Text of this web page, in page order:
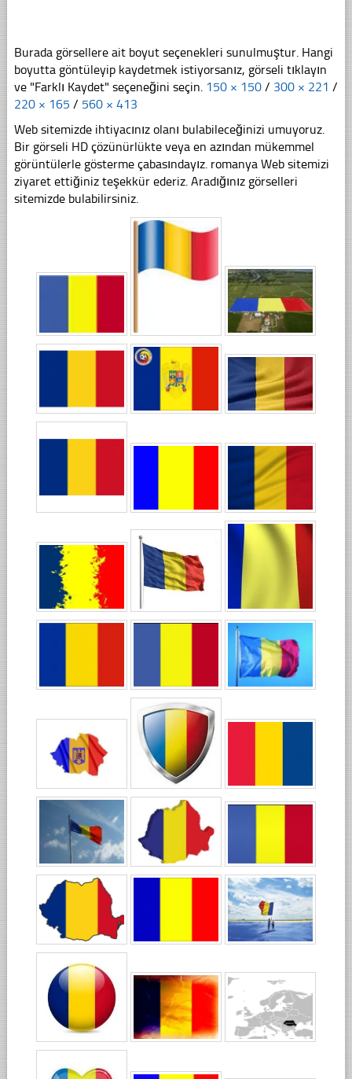
Burada görsellere ait boyut seçenekleri sunulmuştur. Hangi
boyutta göntüleyip kaydetmek istiyorsanız, görseli tıklayın
ve "Farklı Kaydet" seçeneğini seçin. 150 × 150 / 300 × 221 /
220 × 165 / 560 × 413
Web sitemizde ihtiyacınız olanı bulabileceğinizi umuyoruz.
Bir görseli HD çözünürlükte veya en azından mükemmel
görüntülerle gösterme çabasındayız. romanya Web sitemizi
ziyaret ettiğiniz teşekkür ederiz. Aradığınız görselleri
sitemizde bulabilirsiniz.